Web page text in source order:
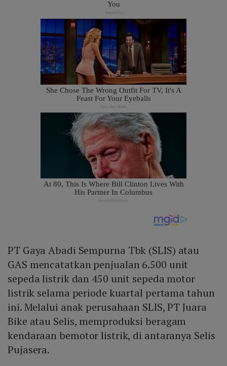
PT Gaya Abadi Sempurna Tbk (SLIS) atau
GAS mencatatkan penjualan 6.500 unit
sepeda listrik dan 450 unit sepeda motor
listrik selama periode kuartal pertama tahun
ini. Melalui anak perusahaan SLIS, PT Juara
Bike atau Selis, memproduksi beragam
kendaraan bemotor listrik, di antaranya Selis
Pujasera.